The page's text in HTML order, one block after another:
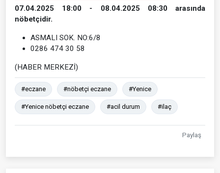
07.04.2025 18:00 - 08.04.2025 08:30 arasında
nöbetçidir.
ASMALI SOK. NO:6/8
0286 474 30 58
(HABER MERKEZİ)
#eczane #nöbetçi eczane #Yenice
#Yenice nöbetçi eczane #acil durum #ilaç
Paylaş